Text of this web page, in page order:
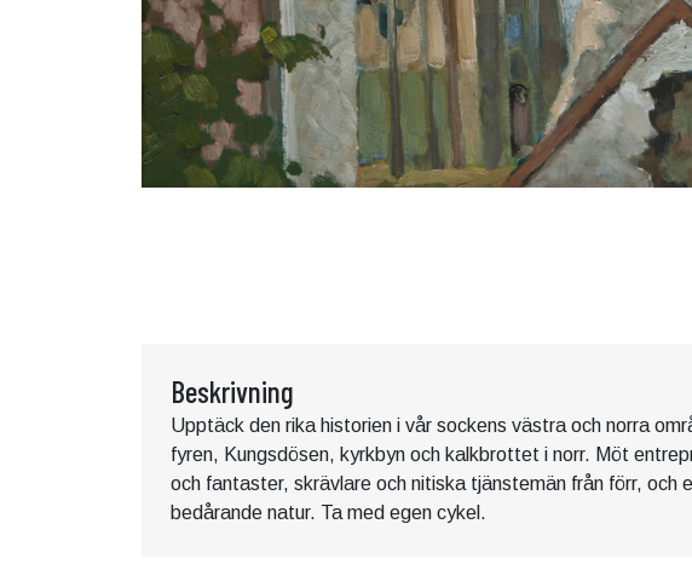
Beskrivning
Upptäck den rika historien i vår sockens västra och norra
fyren, Kungsdösen, kyrkbyn och kalkbrottet i norr. Möt
och fantaster, skrävlare och nitiska tjänstemän från förr, och
bedårande natur. Ta med egen cykel.